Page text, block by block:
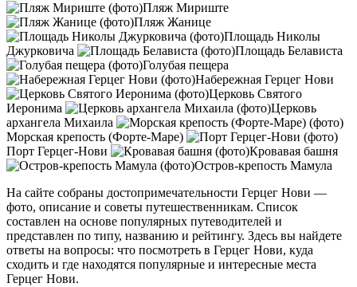
Пляж Мириште
Пляж Жанице
Площадь Николы
Джурковича
Площадь Белависта
Голубая пещера
Набережная Герцег Нови
Церковь Святого
Иеронима
Церковь
архангела Михаила
Морская крепость (Форте-Маре)
Порт Герцег-Нови
Кровавая башня
Остров-крепость Мамула
На сайте собраны достопримечательности Герцег Нови —
фото, описание и советы путешественникам. Список
составлен на основе популярных путеводителей и
представлен по типу, названию и рейтингу. Здесь вы найдете
ответы на вопросы: что посмотреть в Герцег Нови, куда
сходить и где находятся популярные и интересные места
Герцег Нови.